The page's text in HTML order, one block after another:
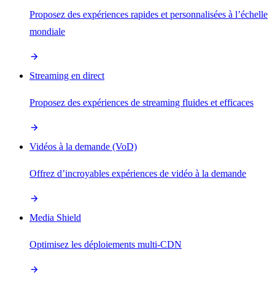
Proposez des expériences rapides et personnalisées à l’échelle
mondiale
Streaming en direct
Proposez des expériences de streaming fluides et efficaces
Vidéos à la demande (VoD)
Offrez d’incroyables expériences de vidéo à la demande
Media Shield
Optimisez les déploiements multi-CDN